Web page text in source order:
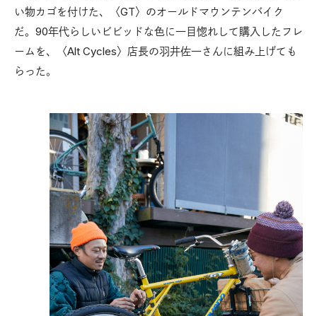
い物カゴを付けた、〈GT〉のオールドマウンテンバイク
だ。90年代らしいビビッドな色に一目惚れして購入したフレ
ームを、〈Alt Cycles〉店長の羽井佐一さんに組み上げても
らった。